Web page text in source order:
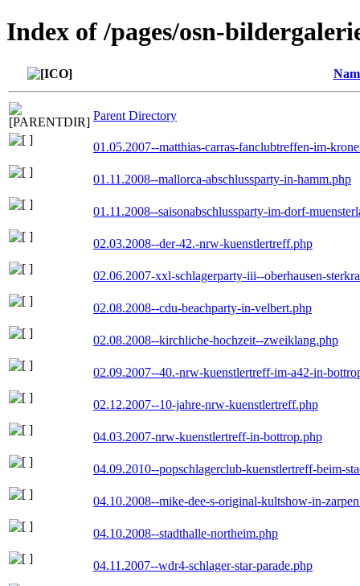
Index of /pages/osn-
Parent Directory
01.05.2007--matthias-carras-fanclubtreffen-im-
01.11.2008--mallorca-abschlussparty-in-hamm.php
01.11.2008--saisonabschlussparty-im-dorf-
02.03.2008--der-42.-nrw-kuenstlertreff.php
02.06.2007-xxl-schlagerparty-iii--oberhausen-
02.08.2008--cdu-beachparty-in-velbert.php
02.08.2008--kirchliche-hochzeit--zweiklang.php
02.09.2007--40.-nrw-kuenstlertreff-im-a42-in-
02.12.2007--10-jahre-nrw-kuenstlertreff.php
04.03.2007-nrw-kuenstlertreff-in-bottrop.php
04.09.2010--popschlagerclub-kuenstlertreff-beim-
04.10.2008--mike-dee-s-original-kultshow-in-
04.10.2008--stadthalle-northeim.php
04.11.2007--wdr4-schlager-star-parade.php